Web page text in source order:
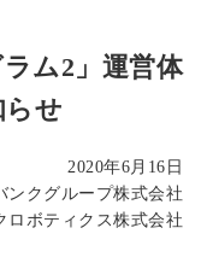
ラム2」運営体
せ
2020年6月16日
ンクグループ株式会社
ロボティクス株式会社